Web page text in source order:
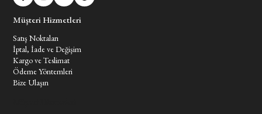
Müşteri Hizmetleri
Satış Noktaları
İptal, İade ve Değişim
Kargo ve Teslimat
Ödeme Yöntemleri
Bize Ulaşın